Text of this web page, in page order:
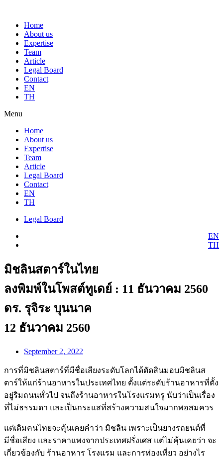
Home
About us
Expertise
Team
Article
Legal Board
Contact
EN
TH
Menu
Home
About us
Expertise
Team
Article
Legal Board
Contact
EN
TH
Legal Board
EN
TH
มิชลินสตาร์ในไทย
ลงพิมพ์ในโพสต์ทูเดย์ : 11 ธันวาคม 2560
ดร. รุจิระ บุนนาค
12 ธันวาคม 2560
September 2, 2022
การที่มิชลินสตาร์ที่มีชื่อเสียงระดับโลกได้ตัดสินมอบมิชลินส
ตาร์ให้แก่ร้านอาหารในประเทศไทย ตั้งแต่ระดับร้านอาหารที่ตั้ง
อยู่ริมถนนทั่วไป จนถึงร้านอาหารในโรงแรมหรู นับว่าเป็นเรื่อง
ที่ไม่ธรรมดา และเป็นกระแสที่สร้างความสนใจมากพอสมควร
แต่เดิมคนไทยจะคุ้นเคยคำว่า มิชลิน เพราะเป็นยางรถยนต์ที่
มีชื่อเสียง และราคาแพงจากประเทศฝรั่งเศส แต่ไม่คุ้นเคยว่า จะ
เกี่ยวข้องกับ ร้านอาหาร โรงแรม และการท่องเที่ยว อย่างไร